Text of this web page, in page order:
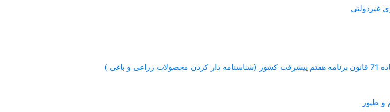
غیردولتی
)
و طیور